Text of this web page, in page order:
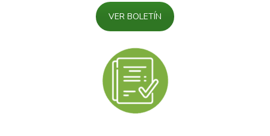
VER BOLETÍN